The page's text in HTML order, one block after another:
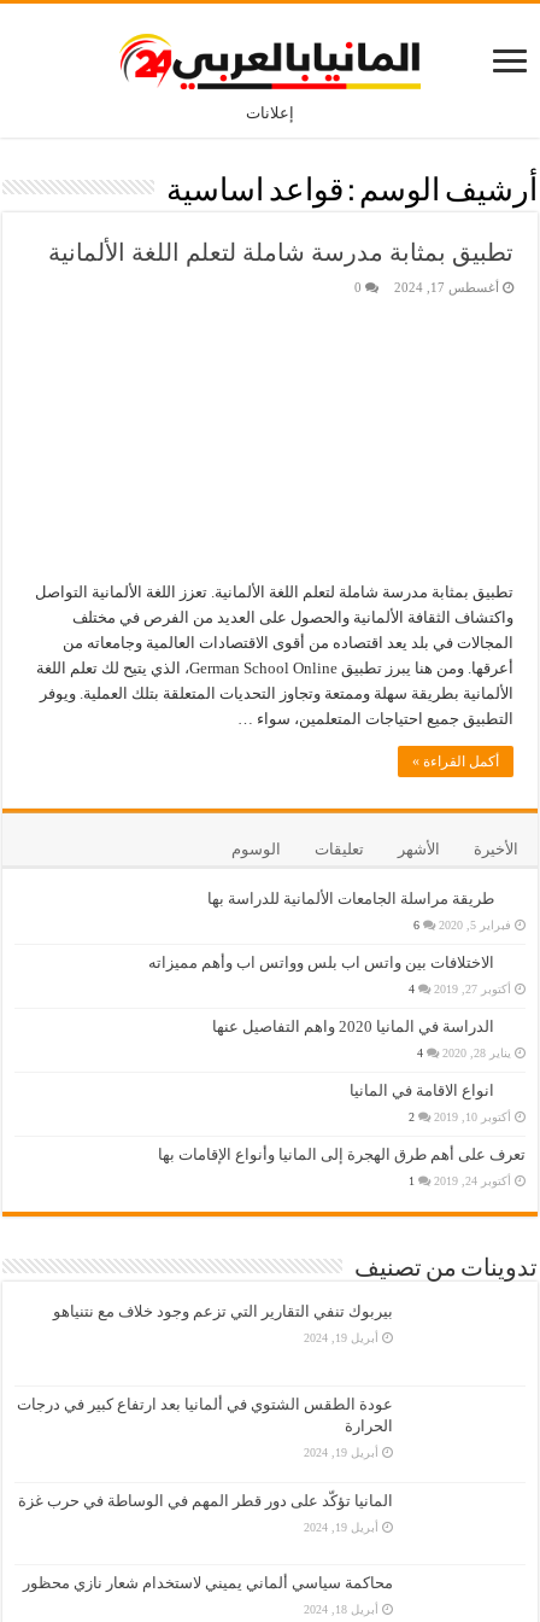
إعلانات
أرشيف الوسم : قواعد اساسية
تطبيق بمثابة مدرسة شاملة لتعلم اللغة الألمانية
أغسطس 17, 2024 0
تطبيق بمثابة مدرسة شاملة لتعلم اللغة الألمانية. تعزز اللغة الألمانية التواصل
واكتشاف الثقافة الألمانية والحصول على العديد من الفرص في مختلف
المجالات في بلد يعد اقتصاده من أقوى الاقتصادات العالمية وجامعاته من
أعرقها. ومن هنا يبرز تطبيق German School Online، الذي يتيح لك تعلم اللغة
الألمانية بطريقة سهلة وممتعة وتجاوز التحديات المتعلقة بتلك العملية. ويوفر
التطبيق جميع احتياجات المتعلمين، سواء …
أكمل القراءة »
الأخيرة الأشهر تعليقات الوسوم
طريقة مراسلة الجامعات الألمانية للدراسة بها
فبراير 5, 2020 6
الاختلافات بين واتس اب بلس وواتس اب وأهم مميزاته
أكتوبر 27, 2019 4
الدراسة في المانيا 2020 واهم التفاصيل عنها
يناير 28, 2020 4
انواع الاقامة في المانيا
أكتوبر 10, 2019 2
تعرف على أهم طرق الهجرة إلى المانيا وأنواع الإقامات بها
أكتوبر 24, 2019 1
تدوينات من تصنيف
بيربوك تنفي التقارير التي تزعم وجود خلاف مع نتنياهو
أبريل 19, 2024
عودة الطقس الشتوي في ألمانيا بعد ارتفاع كبير في درجات
الحرارة
أبريل 19, 2024
المانيا تؤكّد على دور قطر المهم في الوساطة في حرب غزة
أبريل 19, 2024
محاكمة سياسي ألماني يميني لاستخدام شعار نازي محظور
أبريل 18, 2024